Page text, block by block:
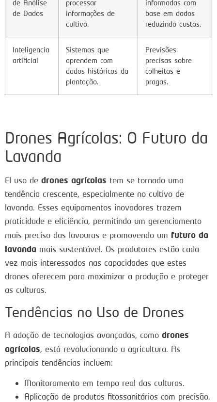
de Análise
de Dados
processar
informações de
cultivo.
informadas com
base em dados
reduzindo custos.
Inteligencia
artificial
Sistemas que
aprendem com
dados históricos da
plantação.
Previsões
precisas sobre
colheitas e
pragas.
Drones Agrícolas: O Futuro da
Lavanda
El uso de drones agrícolas tem se tornado uma
tendência crescente, especialmente no cultivo de
lavanda. Esses equipamentos inovadores trazem
praticidade e eficiência, permitindo um gerenciamento
mais preciso das lavouras e promovendo um futuro da
lavanda mais sustentável. Os produtores estão cada
vez mais interessados nas capacidades que estes
drones oferecem para maximizar a produção e proteger
as culturas.
Tendências no Uso de Drones
A adoção de tecnologias avançadas, como drones
agrícolas, está revolucionando a agricultura. As
principais tendências incluem:
Monitoramento em tempo real das culturas.
Aplicação de produtos fitossanitários com precisão.